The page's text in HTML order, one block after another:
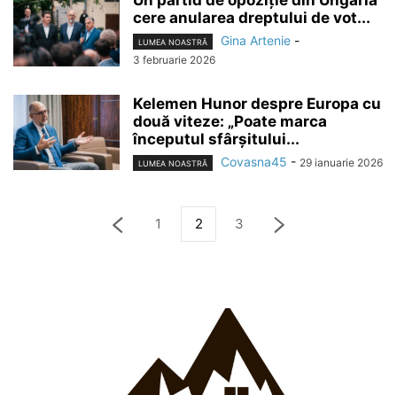
cere anularea dreptului de vot...
LUMEA NOASTRĂ Gina Artenie -
3 februarie 2026
Kelemen Hunor despre Europa cu
două viteze: „Poate marca
începutul sfârșitului...
LUMEA NOASTRĂ Covasna45 - 29 ianuarie 2026
1 2 3